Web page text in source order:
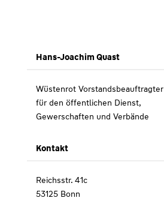
Hans-Joachim Quast
Wüstenrot Vorstandsbeauftragter
für den öffentlichen Dienst,
Gewerschaften und Verbände
Kontakt
Reichsstr. 41c
53125 Bonn